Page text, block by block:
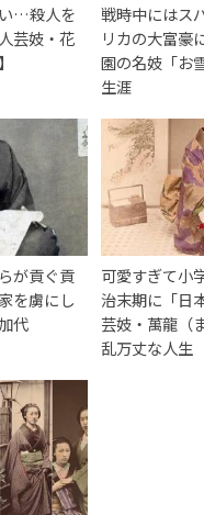
…殺人を
芸妓・花
戦時中にはス
リカの大富豪
園の名妓「お
生涯
が貢ぐ貢
を虜にし
代
可愛すぎて小
治末期に「日
芸妓・萬龍（
乱万丈な人生